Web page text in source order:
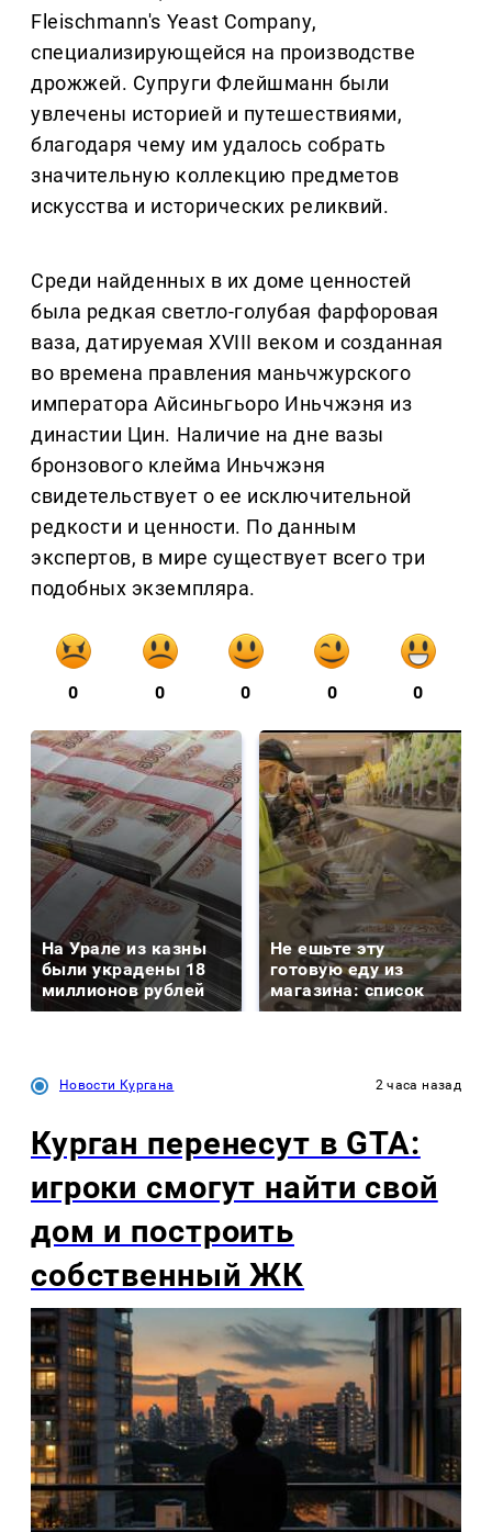
Fleischmann's Yeast Company,
специализирующейся на производстве
дрожжей. Супруги Флейшманн были
увлечены историей и путешествиями,
благодаря чему им удалось собрать
значительную коллекцию предметов
искусства и исторических реликвий.
Среди найденных в их доме ценностей
была редкая светло-голубая фарфоровая
ваза, датируемая XVIII веком и созданная
во времена правления маньчжурского
императора Айсиньгьоро Иньчжэня из
династии Цин. Наличие на дне вазы
бронзового клейма Иньчжэня
свидетельствует о ее исключительной
редкости и ценности. По данным
экспертов, в мире существует всего три
подобных экземпляра.
0 0 0 0 0
На Урале из казны
были украдены 18
миллионов рублей
Не ешьте эту
готовую еду из
магазина: список
Новости Кургана 2 часа назад
Курган перенесут в GTA:
игроки смогут найти свой
дом и построить
собственный ЖК